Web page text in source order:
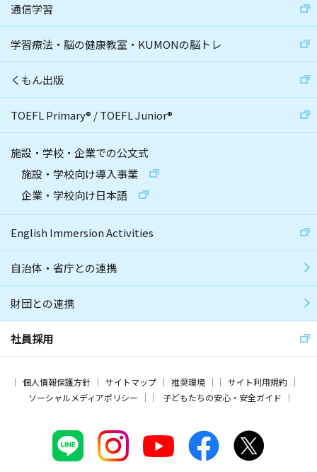
通信学習
学習療法・脳の健康教室・KUMONの脳トレ
くもん出版
TOEFL Primary® /TOEFL Junior®
施設・学校・企業での公文式
施設・学校向け導入事業
企業・学校向け日本語
English Immersion Activities
自治体・省庁との連携
財団との連携
社員採用
個人情報保護方針 サイトマップ 推奨環境
サイト利用規約
ソーシャルメディアポリシー
子どもたちの安心・安全ガイド